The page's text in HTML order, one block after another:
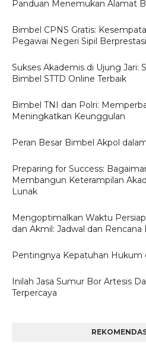
Panduan Menemukan Alamat
Bimbel CPNS Gratis:
Pegawai Negeri Sipil Berprestasi
Sukses Akademis di Ujung Jari:
Bimbel STTD Online Terbaik
Bimbel TNI dan Polri:
Meningkatkan Keunggulan
Peran Besar Bimbel Akpol
Preparing for Success:
Membangun Keterampilan
Lunak
Mengoptimalkan Waktu
dan Akmil: Jadwal dan Rencana
Pentingnya Kepatuhan Hukum
Inilah Jasa Sumur Bor Artesis
Terpercaya